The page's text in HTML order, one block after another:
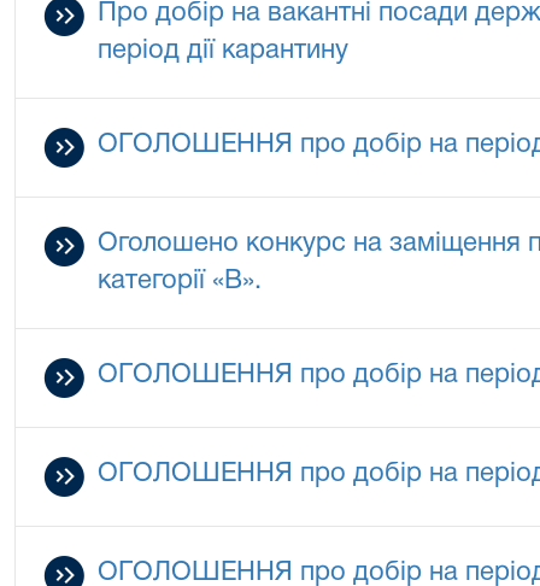
Про добір на вакантні посади
період дії карантину
ОГОЛОШЕННЯ про добір на період
Оголошено конкурс на заміщення
категорії «В».
ОГОЛОШЕННЯ про добір на період
ОГОЛОШЕННЯ про добір на період
ОГОЛОШЕННЯ про добір на період